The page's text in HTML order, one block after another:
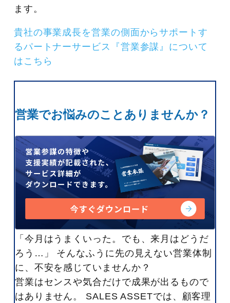
ます。
貴社の事業成長を営業の側面からサポートす
るパートナーサービス『営業参謀』について
はこちら
営業でお悩みのことありませんか？
「今月はうまくいった。でも、来月はどうだ
ろう…」 そんなふうに先の見えない営業体制
に、不安を感じていませんか？
営業はセンスや気合だけで成果が出るもので
はありません。 SALES ASSETでは、顧客理